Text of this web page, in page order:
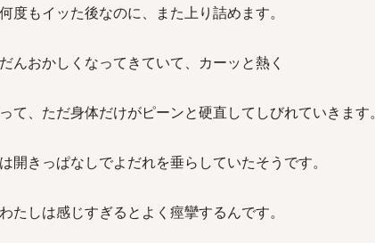
度もイッた後なのに、また上り詰めます。
んおかしくなってきていて、カーッと熱く
て、ただ身体だけがピーンと硬直してしびれていきます。
開きっぱなしでよだれを垂らしていたそうです。
たしは感じすぎるとよく痙攣するんです。